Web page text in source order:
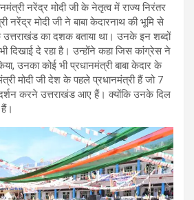
नरेंद्र मोदी जी के नेतृत्व में राज्य निरंतर
नरेंद्र मोदी जी ने बाबा केदारनाथ की भूमि से
उत्तराखंड का दशक बताया था। उनके इन शब्दों
दिखाई दे रहा है। उन्होंने कहा जिस कांग्रेस ने
उनका कोई भी प्रधानमंत्री बाबा केदार के
मोदी जी देश के पहले प्रधानमंत्री हैं जो 7
दर्शन करने उत्तराखंड आए हैं। क्योंकि उनके दिल